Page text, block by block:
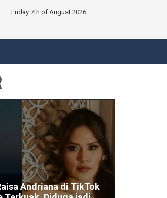
Friday 7th of August 2026
Andriana di TikTok